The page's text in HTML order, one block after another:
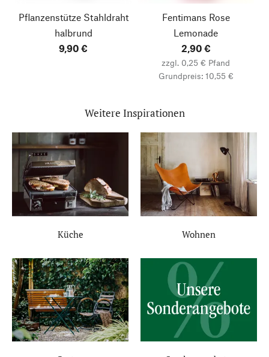
Pflanzenstütze Stahldraht
halbrund
9,90 €
Fentimans Rose
Lemonade
2,90 €
zzgl. 0,25 € Pfand
Grundpreis: 10,55 €
Weitere Inspirationen
Küche Wohnen